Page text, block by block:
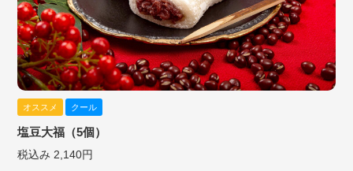
オススメ クール
塩豆大福（5個）
税込み 2,140円